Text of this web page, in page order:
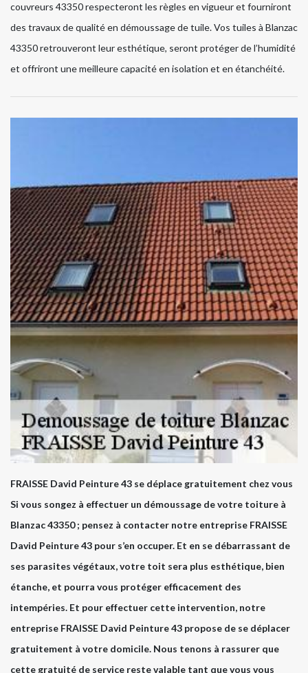
couvreurs 43350 respecteront les règles en vigueur et fourniront
des travaux de qualité en démoussage de tuile. Vos tuiles à Blanzac
43350 retrouveront leur esthétique, seront protéger de l’humidité
et offriront une meilleure capacité en isolation et en étanchéité.
FRAISSE David Peinture 43 se déplace gratuitement chez vous
Si vous songez à effectuer un démoussage de votre toiture à
Blanzac 43350 ; pensez à contacter notre entreprise FRAISSE
David Peinture 43 pour s’en occuper. Et en se débarrassant de
ses parasites végétaux, votre toit sera plus esthétique, bien
étanche, et pourra vous protéger efficacement des
intempéries. Et pour effectuer cette intervention, notre
entreprise FRAISSE David Peinture 43 propose de se déplacer
gratuitement à votre domicile. Nous tenons à rassurer que
cette gratuité de service reste valable tant que vous vous